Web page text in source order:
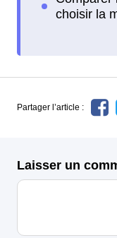
Partager l’article :
Laisser un